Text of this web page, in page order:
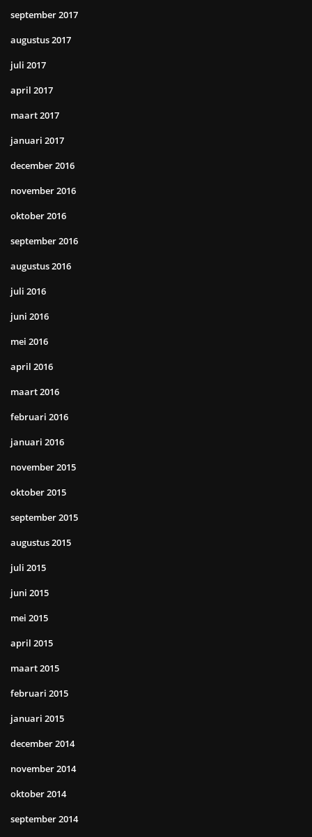
september 2017
augustus 2017
juli 2017
april 2017
maart 2017
januari 2017
december 2016
november 2016
oktober 2016
september 2016
augustus 2016
juli 2016
juni 2016
mei 2016
april 2016
maart 2016
februari 2016
januari 2016
november 2015
oktober 2015
september 2015
augustus 2015
juli 2015
juni 2015
mei 2015
april 2015
maart 2015
februari 2015
januari 2015
december 2014
november 2014
oktober 2014
september 2014